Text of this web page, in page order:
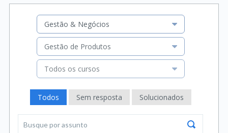
Gestão & Negócios
Gestão de Produtos
Todos os cursos
Todos Sem resposta Solucionados